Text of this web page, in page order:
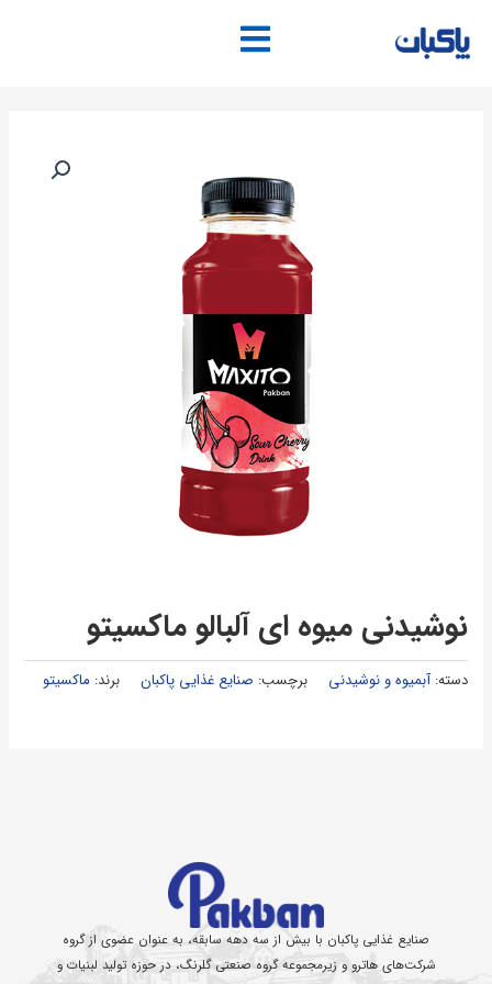
محتوا
نوشیدنی میوه ای آلبالو ماکسیتو
دسته:آبمیوه و نوشیدنی برچسب: صنایع غذایی پاکبان برند: ماکسیتو
صنایع غذایی پاکبان با بیش از سه دهه سابقه، به عنوان عضوی از گروه
شرکت‌های هاترو و زیرمجموعه گروه صنعتی گلرنگ، در حوزه تولید لبنیات و